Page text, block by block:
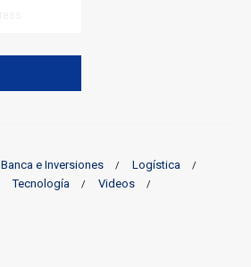
Banca e Inversiones
Logística
Tecnología
Videos